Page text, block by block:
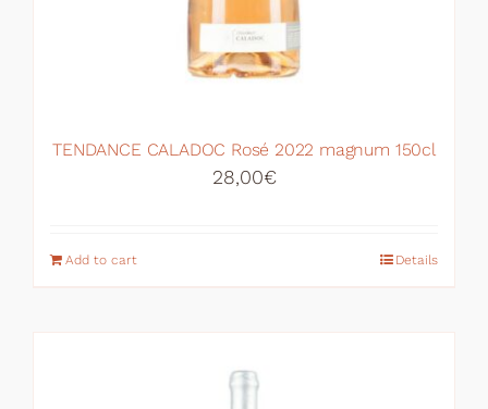
TENDANCE CALADOC Rosé 2022 magnum 150cl
28,00€
Add to cart Details